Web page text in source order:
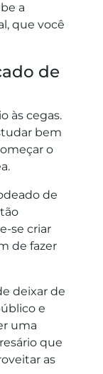
a
que você
de
às cegas.
bem
o
de
se criar
de fazer
deixar de
e
uma
que
as